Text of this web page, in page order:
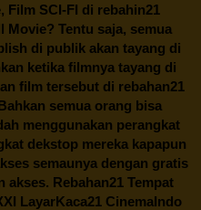
Film SCI-FI di rebahin21
Tentu saja, semua
di publik akan tayang di
ketika filmnya tayang di
film tersebut di rebahan21
semua orang bisa
menggunakan perangkat
dekstop mereka kapapun
semaunya dengan gratis
akses. Rebahan21 Tempat
LayarKaca21 CinemaIndo